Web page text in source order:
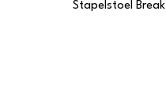
Stapelstoel Break